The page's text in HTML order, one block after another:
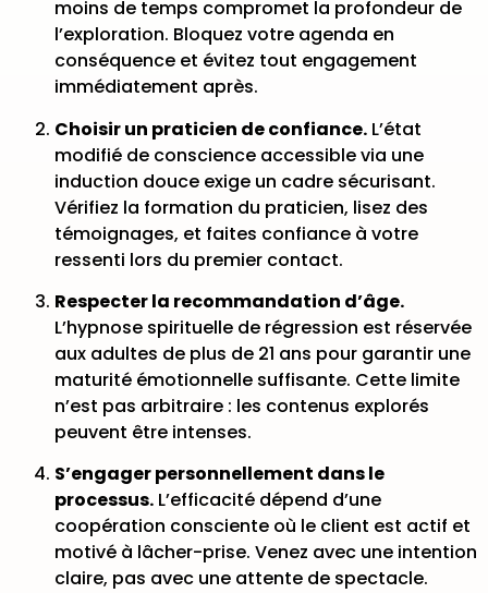
moins de temps compromet la profondeur de
l’exploration. Bloquez votre agenda en
conséquence et évitez tout engagement
immédiatement après.
Choisir un praticien de confiance. L’état
modifié de conscience accessible via une
induction douce exige un cadre sécurisant.
Vérifiez la formation du praticien, lisez des
témoignages, et faites confiance à votre
ressenti lors du premier contact.
Respecter la recommandation d’âge.
L’hypnose spirituelle de régression est réservée
aux adultes de plus de 21 ans pour garantir une
maturité émotionnelle suffisante. Cette limite
n’est pas arbitraire : les contenus explorés
peuvent être intenses.
S’engager personnellement dans le
processus. L’efficacité dépend d’une
coopération consciente où le client est actif et
motivé à lâcher-prise. Venez avec une intention
claire, pas avec une attente de spectacle.